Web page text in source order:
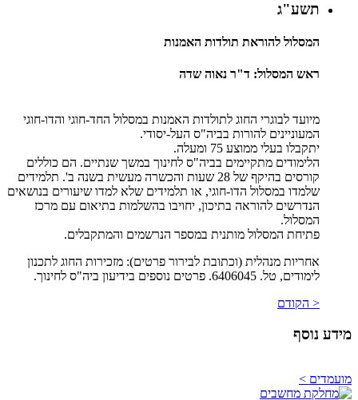
תשע"ג
המסלול להוראת תולדות האמנות
ראש המסלול: ד"ר נאוה שדה
מיועד לבוגרי החוג לתולדות האמנות במסלול החד-חוגי והדו-חוגי
המעוניינים להורות בביה"ס העל-יסודי.
יתקבלו בעלי ממוצע 75 ומעלה.
הלימודים מתקיימים בביה"ס לחינוך במשך שנתיים. הם כוללים
קורסים בהיקף של 28 שעות והכשרה מעשית בשנה ב'. תלמידים
שלמדו במסלול הדו-חוגי, או תלמידים שלא למדו שיעורים בנושאים
הנדרשים להוראה בתיכון, יחויבו בהשלמות בתיאום עם מרכז
המסלול.
פתיחת המסלול מותנית במספר הנרשמים והמתקבלים.
אחריות מנהלית (וכתובת לבירור פרטים): מזכירות החוג לתכנון
לימודים, טל. 6406045. פרטים נוספים בידיעון ביה"ס לחינוך.
< הקודם
מידע נוסף
מועמדים >